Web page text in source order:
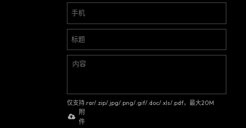
仅支持.rar/.zip/.jpg/.png/.gif/.doc/.xls/.pdf，最大20M
附
件